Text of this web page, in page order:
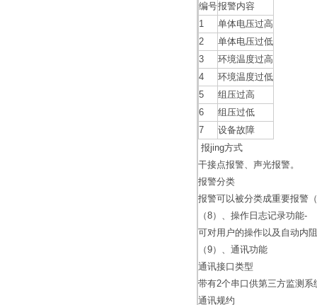
编号报警内容
1
单体电压过高
2
单体电压过低
3
环境温度过高
4
环境温度过低
5
组压过高
6
组压过低
7
设备故障
报jing方式
干接点报警、声光报警。
报警分类
报警可以被分类成重要报警
（8）、操作日志记录功能-
可对用户的操作以及自动内
（9）、通讯功能
通讯接口类型
带有2个串口供第三方监测
通讯规约